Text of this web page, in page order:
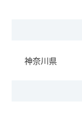
神奈川県